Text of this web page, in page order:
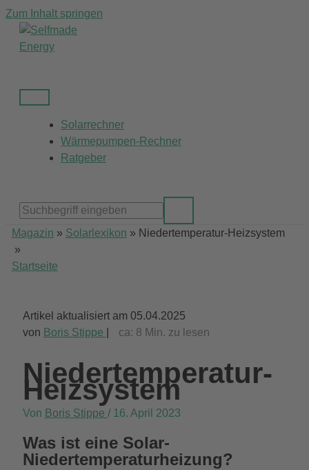
Zum Inhalt springen
Solarrechner
Wärmepumpen-Rechner
Ratgeber
Startseite
»
Magazin » Solarlexikon » Niedertemperatur-Heizsystem
Artikel aktualisiert am 05.04.2025
von Boris Stippe ca: 8 Min. zu lesen
Niedertemperatur-
Heizsystem
Von Boris Stippe / 16. April 2023
Was ist eine Solar-
Niedertemperaturheizung?